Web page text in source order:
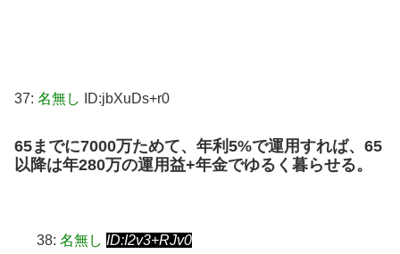
37: 名無し ID:jbXuDs+r0
65までに7000万ためて、年利5%で運用すれば、65
以降は年280万の運用益+年金でゆるく暮らせる。
38: 名無し ID:I2v3+RJv0